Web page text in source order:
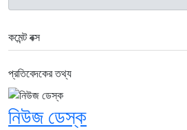
কমেন্ট বক্স
প্রতিবেদকের তথ্য
নিউজ ডেস্ক